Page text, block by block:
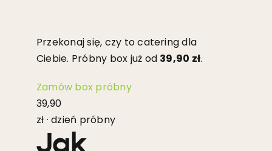
Przekonaj się, czy to catering dla
Ciebie. Próbny box już od 39,90 zł.
Zamów box próbny
39,90
zł · dzień próbny
Jak